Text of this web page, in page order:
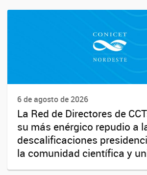
6 de agosto de 2026
La Red de Directores de
su más enérgico repudio a
descalificaciones
la comunidad científica y